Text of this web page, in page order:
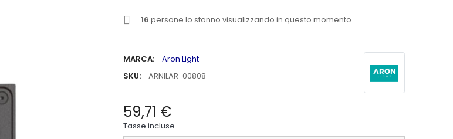
16 persone lo stanno visualizzando in questo momento
MARCA:
Aron Light
SKU:
ARNILAR-00808
59,71 €
Tasse incluse